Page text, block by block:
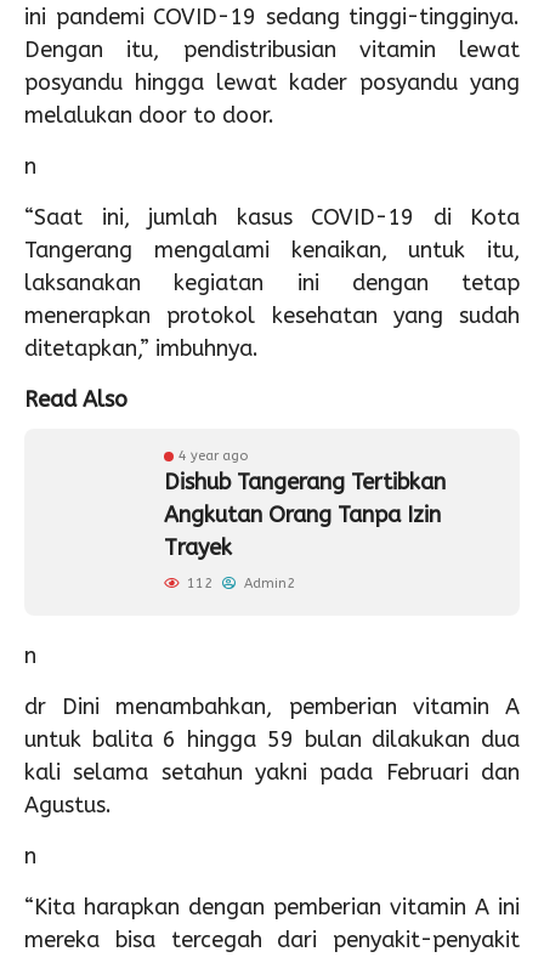
ini pandemi COVID-19 sedang tinggi-tingginya.
Dengan itu, pendistribusian vitamin lewat
posyandu hingga lewat kader posyandu yang
melalukan door to door.
n
“Saat ini, jumlah kasus COVID-19 di Kota
Tangerang mengalami kenaikan, untuk itu,
laksanakan kegiatan ini dengan tetap
menerapkan protokol kesehatan yang sudah
ditetapkan,” imbuhnya.
Read Also
4 year ago
Dishub Tangerang Tertibkan
Angkutan Orang Tanpa Izin
Trayek
112 Admin2
n
dr Dini menambahkan, pemberian vitamin A
untuk balita 6 hingga 59 bulan dilakukan dua
kali selama setahun yakni pada Februari dan
Agustus.
n
“Kita harapkan dengan pemberian vitamin A ini
mereka bisa tercegah dari penyakit-penyakit